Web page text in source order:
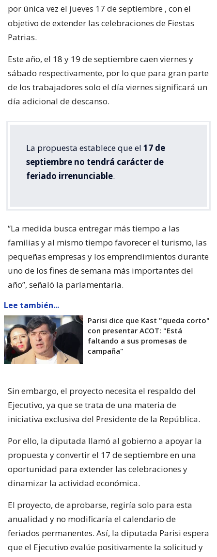
por única vez el jueves 17 de septiembre , con el
objetivo de extender las celebraciones de Fiestas
Patrias.
Este año, el 18 y 19 de septiembre caen viernes y
sábado respectivamente, por lo que para gran parte
de los trabajadores solo el día viernes significará un
día adicional de descanso.
La propuesta establece que el 17 de
septiembre no tendrá carácter de
feriado irrenunciable.
“La medida busca entregar más tiempo a las
familias y al mismo tiempo favorecer el turismo, las
pequeñas empresas y los emprendimientos durante
uno de los fines de semana más importantes del
año”, señaló la parlamentaria.
Lee también...
Parisi dice que Kast "queda corto"
con presentar ACOT: "Está
faltando a sus promesas de
campaña"
Sin embargo, el proyecto necesita el respaldo del
Ejecutivo, ya que se trata de una materia de
iniciativa exclusiva del Presidente de la República.
Por ello, la diputada llamó al gobierno a apoyar la
propuesta y convertir el 17 de septiembre en una
oportunidad para extender las celebraciones y
dinamizar la actividad económica.
El proyecto, de aprobarse, regiría solo para esta
anualidad y no modificaría el calendario de
feriados permanentes. Así, la diputada Parisi espera
que el Ejecutivo evalúe positivamente la solicitud y